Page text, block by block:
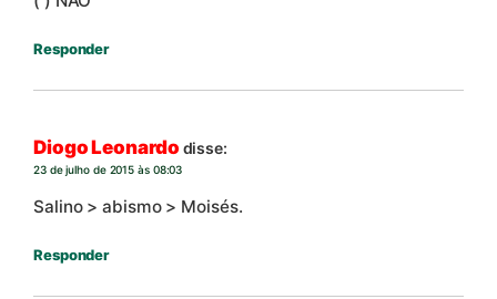
Responder
Diogo Leonardo disse:
23 de julho de 2015 às 08:03
Salino > abismo > Moisés.
Responder